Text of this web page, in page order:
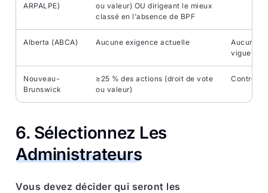
ARPALPE)
ou valeur) OU dirigeant le mieux
classé en l'absence de BPF
Alberta (ABCA) Aucune exigence actuelle
Aucun
vigueur
Nouveau-
Brunswick
≥25 % des actions (droit de vote
ou valeur)
Contrôle
6. Sélectionnez Les
Administrateurs
Vous devez décider qui seront les